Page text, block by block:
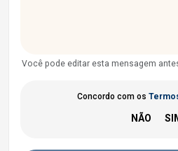
Você pode editar esta mensagem
Concordo com os